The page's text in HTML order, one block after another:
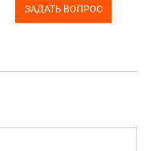
ЗАДАТЬ ВОПРОС